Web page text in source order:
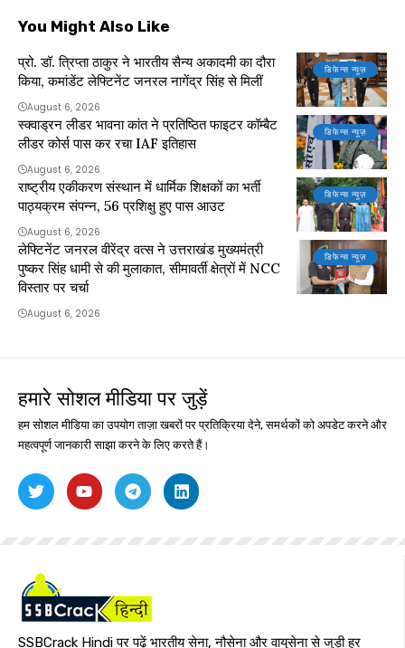
You Might Also Like
डिफेन्स न्यूज़
प्रो. डॉ. त्रिप्ता ठाकुर ने भारतीय सैन्य अकादमी का दौरा
किया, कमांडेंट लेफ्टिनेंट जनरल नागेंद्र सिंह से मिलीं
August 6, 2026
डिफेन्स न्यूज़
स्क्वाड्रन लीडर भावना कांत ने प्रतिष्ठित फाइटर कॉम्बैट
लीडर कोर्स पास कर रचा IAF इतिहास
August 6, 2026
डिफेन्स न्यूज़
राष्ट्रीय एकीकरण संस्थान में धार्मिक शिक्षकों का भर्ती
पाठ्यक्रम संपन्न, 56 प्रशिक्षु हुए पास आउट
August 6, 2026
डिफेन्स न्यूज़
लेफ्टिनेंट जनरल वीरेंद्र वत्स ने उत्तराखंड मुख्यमंत्री
पुष्कर सिंह धामी से की मुलाकात, सीमावर्ती क्षेत्रों में NCC
विस्तार पर चर्चा
August 6, 2026
हमारे सोशल मीडिया पर जुड़ें
हम सोशल मीडिया का उपयोग ताज़ा खबरों पर प्रतिक्रिया देने, समर्थकों को अपडेट करने और
महत्वपूर्ण जानकारी साझा करने के लिए करते हैं।
SSBCrack Hindi पर पढ़ें भारतीय सेना, नौसेना और वायुसेना से जुड़ी हर